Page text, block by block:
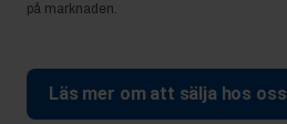
på marknaden.
Läs mer om att sälja hos oss